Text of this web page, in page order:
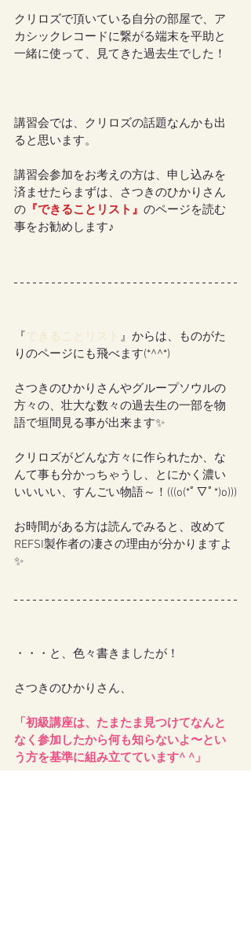
クリロズで頂いている自分の部屋で、ア
カシックレコードに繋がる端末を平助と
一緒に使って、見てきた過去生でした！
講習会では、クリロズの話題なんかも出
ると思います。
講習会参加をお考えの方は、申し込みを
済ませたらまずは、さつきのひかりさん
の 『できることリスト 』 のページを読む
事をお勧めします♪
『できることリスト 』からは、ものがた
りのページにも飛べます(*^^*)
さつきのひかりさんやグループソウルの
方々の、壮大な数々の過去生の一部を物
語で垣間見る事が出来ます✨
クリロズがどんな方々に作られたか、な
んて事も分かっちゃうし、とにかく濃い
いいいい、すんごい物語～！(((o(*ﾟ▽ﾟ*)o)))
お時間がある方は読んでみると、改めて
REFSI製作者の凄さの理由が分かりますよ
✨
・・・と、色々書きましたが！
さつきのひかりさん、
「初級講座は、たまたま見つけてなんと
なく参加したから何も知らないよ〜とい
う方を基準に組み立てています^ ^」